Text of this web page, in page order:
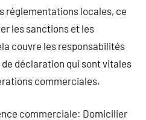
réglementations locales, ce
les sanctions et les
couvre les responsabilités
déclaration qui sont vitales
commerciales.
commerciale: Domicilier